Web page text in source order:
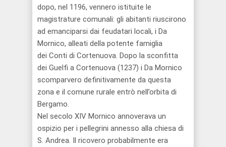
dopo, nel 1196, vennero istituite le
magistrature comunali: gli abitanti riuscirono
ad emanciparsi dai feudatari locali, i Da
Mornico, alleati della potente famiglia
dei Conti di Cortenuova. Dopo la sconfitta
dei Guelfi a Cortenuova (1237) i Da Mornico
scomparvero definitivamente da questa
zona e il comune rurale entrò nell’orbita di
Bergamo.
Nel secolo XIV Mornico annoverava un
ospizio per i pellegrini annesso alla chiesa di
S. Andrea. Il ricovero probabilmente era